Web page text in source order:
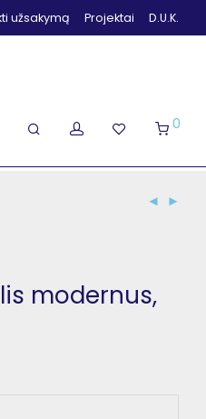
užsakymą Projektai D.U.K.
0
modernus,